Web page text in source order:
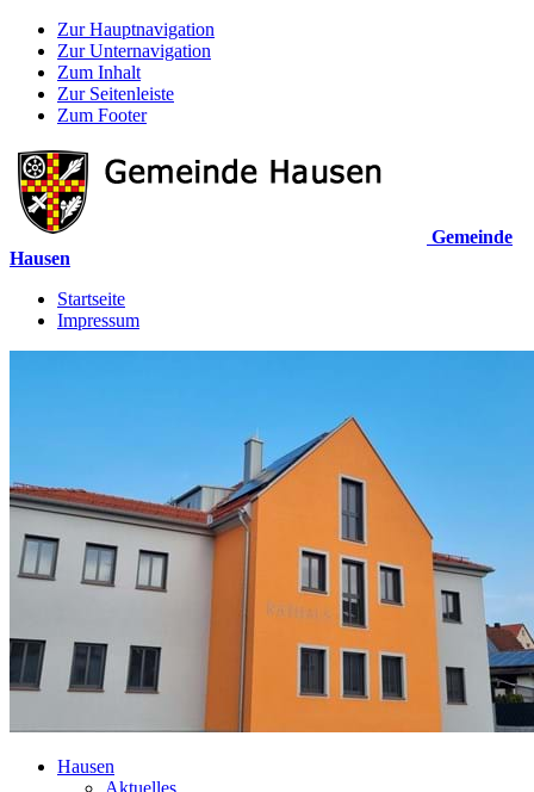
Zur Hauptnavigation
Zur Unternavigation
Zum Inhalt
Zur Seitenleiste
Zum Footer
Gemeinde
Hausen
Startseite
Impressum
Hausen
Aktuelles